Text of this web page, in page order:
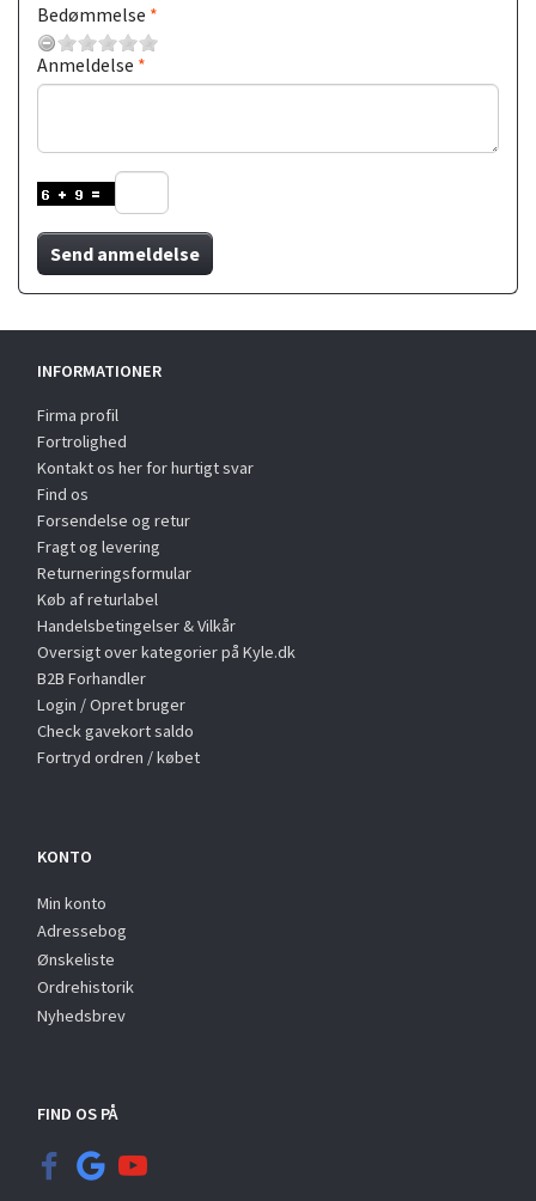
Bedømmelse
Anmeldelse
Send anmeldelse
INFORMATIONER
Firma profil
Fortrolighed
Kontakt os her for hurtigt svar
Find os
Forsendelse og retur
Fragt og levering
Returneringsformular
Køb af returlabel
Handelsbetingelser & Vilkår
Oversigt over kategorier på Kyle.dk
B2B Forhandler
Login / Opret bruger
Check gavekort saldo
Fortryd ordren / købet
KONTO
Min konto
Adressebog
Ønskeliste
Ordrehistorik
Nyhedsbrev
FIND OS PÅ